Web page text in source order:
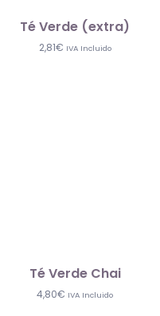
Té Verde (extra)
2,81€ IVA Incluido
Té Verde Chai
4,80€ IVA Incluido